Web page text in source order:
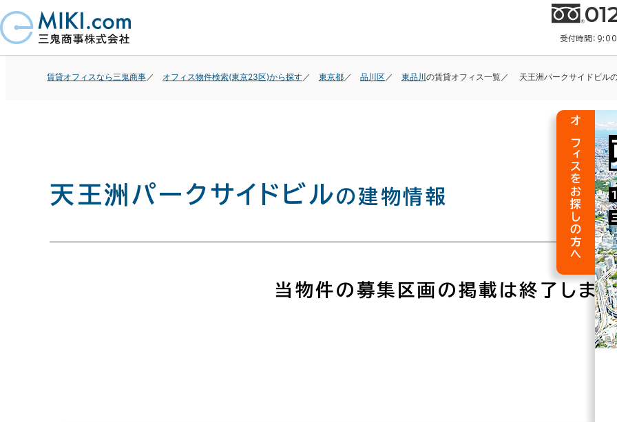
受付時間：
賃貸オフィスなら三鬼商事 オフィス物件検索(東京23区)から探す 東京都 品川区 東品川 の賃貸オフィス一覧 天王洲パークサイドビル
天王洲パークサイドビルの建物情報
当物件の募集区画の掲載は終了しまし
オフィスをお探しの方へ